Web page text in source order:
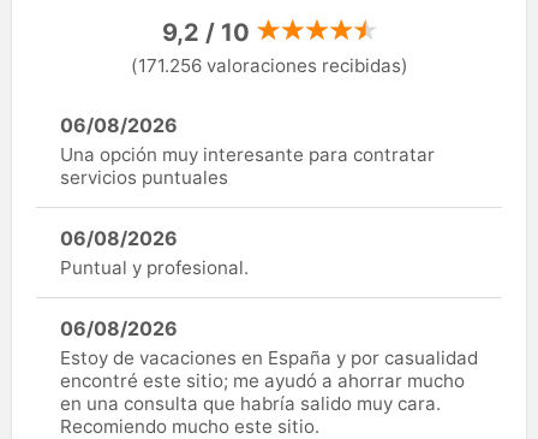
9,2 / 10
(171.256 valoraciones recibidas)
06/08/2026
Una opción muy interesante para contratar
servicios puntuales
06/08/2026
Puntual y profesional.
06/08/2026
Estoy de vacaciones en España y por casualidad
encontré este sitio; me ayudó a ahorrar mucho
en una consulta que habría salido muy cara.
Recomiendo mucho este sitio.